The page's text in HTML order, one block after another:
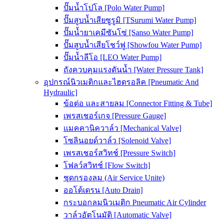
ปั๊มน้ำโปโล [Polo Water Pump]
ปั๊มสูบน้ำเสียซูรูมิ [TSurumi Water Pump]
ปั๊มน้ำยาเคมีซันโซ่ [Sanso Water Pump]
ปั๊มสูบน้ำเสียโชว์ฟู [Showfou Water Pump]
ปั๊มน้ำลีโอ [LEO Water Pump]
ถังควบคุมแรงดันน้ำ [Water Pressure Tank]
อุปกรณ์นิวเมติกและไฮดรอลิค [Pneumatic And
Hydraulic]
ข้อต่อ และสายลม [Connector Fitting & Tube]
เพรสเชอร์เกจ [Pressure Gauge]
แมคคานิควาล์ว [Mechanical Valve]
โซลินอยด์วาล์ว [Solenoid Valve]
เพรสเชอร์สวิทช์ [Pressure Switch]
โฟลว์สวิทช์ [Flow Switch]
ชุดกรองลม (Air Service Unite)
ออโต้เดรน [Auto Drain]
กระบอกลมนิวเมติก Pneumatic Air Cylinder
วาล์วอัตโนมัติ [Automatic Valve]